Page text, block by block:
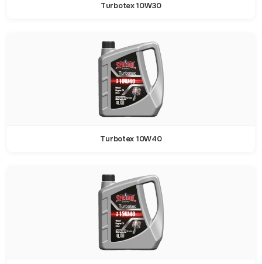
Turbotex 10W30
Turbotex 10W40